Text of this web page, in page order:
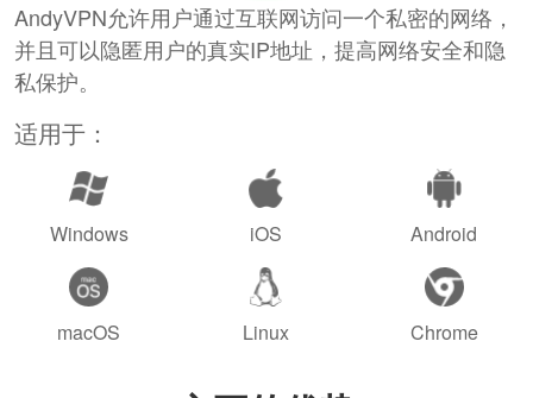
AndyVPN允许用户通过互联网访问一个私密的网络，
并且可以隐匿用户的真实IP地址，提高网络安全和隐
私保护。
适用于：
Windows iOS Android
macOS Linux Chrome